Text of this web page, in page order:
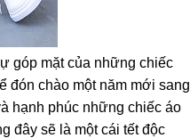
góp mặt của những chiếc
chào một năm mới sang
hạnh phúc những chiếc áo
đây sẽ là một cái tết độc